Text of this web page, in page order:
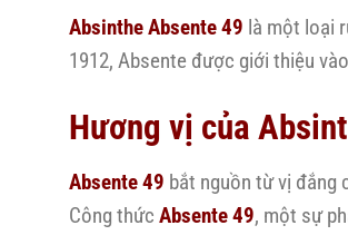
Absinthe Absente 49 là một loại
1912, Absente được giới thiệu
Hương vị của
Absente 49 bắt nguồn từ vị
Công thức Absente 49, một sự